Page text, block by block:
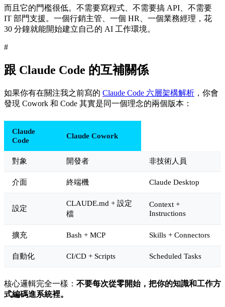
而且它的門檻很低。不需要寫程式、不需要搞 API、不需要
IT 部門支援。一個行銷主管、一個 HR、一個業務經理，花
30 分鐘就能開始建立自己的 AI 工作環境。
#
跟 Claude Code 的互補關係
如果你有在關注我之前寫的 Claude Code 六層架構解析 ，你會
發現 Cowork 和 Code 其實是同一個理念的兩個版本：
Claude
Code
Claude Cowork
對象 開發者 非技術人員
介面 終端機 Claude Desktop
設定
CLAUDE.md + 設定
檔
Context +
Instructions
擴充 Bash + MCP Skills + Connectors
自動化 CI/CD + Scripts Scheduled Tasks
核心邏輯完全一樣： 不要每次從零開始，把你的知識和工作方
式編碼進系統裡。